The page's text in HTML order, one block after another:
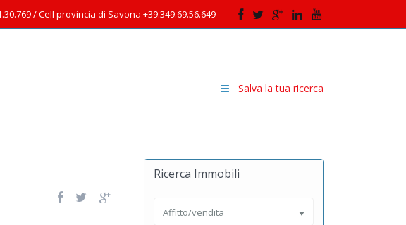
/ Cell provincia di Savona +39.349.69.56.649
Salva la tua ricerca
Ricerca Immobili
Affitto/vendita